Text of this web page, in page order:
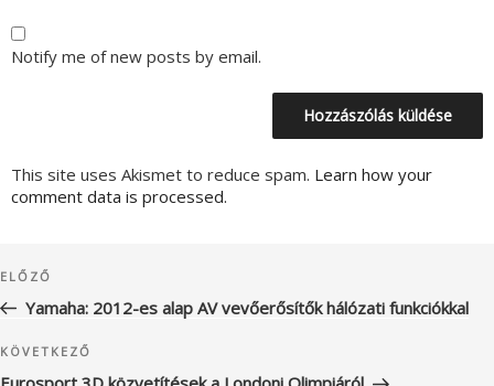
Notify me of new posts by email.
This site uses Akismet to reduce spam. Learn how your
comment data is processed.
navigáció
Korábbi
bejegyzés
ELŐZŐ
Yamaha: 2012-es alap AV vevőerősítők hálózati funkciókkal
Következő
bejegyzés
KÖVETKEZŐ